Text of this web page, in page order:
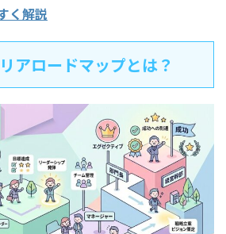
く解説
アロードマップとは？